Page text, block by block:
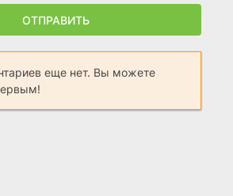
ОТПРАВИТЬ
еще нет. Вы можете